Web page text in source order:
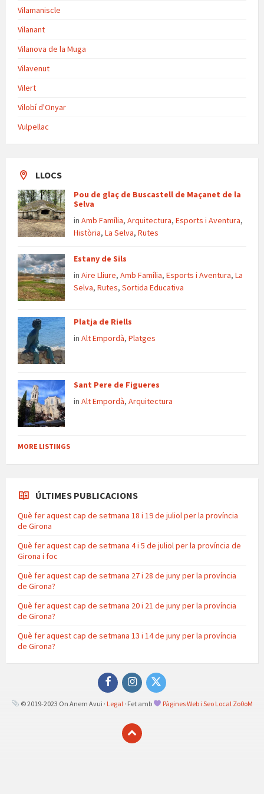
Vilamaniscle
Vilanant
Vilanova de la Muga
Vilavenut
Vilert
Vilobí d'Onyar
Vulpellac
LLOCS
Pou de glaç de Buscastell de Maçanet de la
Selva
in Amb Família, Arquitectura, Esports i Aventura,
Història, La Selva, Rutes
Estany de Sils
in Aire Lliure, Amb Família, Esports i Aventura, La
Selva, Rutes, Sortida Educativa
Platja de Riells
in Alt Empordà, Platges
Sant Pere de Figueres
in Alt Empordà, Arquitectura
MORE LISTINGS
ÚLTIMES PUBLICACIONS
Què fer aquest cap de setmana 18 i 19 de juliol per la província
de Girona
Què fer aquest cap de setmana 4 i 5 de juliol per la província de
Girona i foc
Què fer aquest cap de setmana 27 i 28 de juny per la província
de Girona?
Què fer aquest cap de setmana 20 i 21 de juny per la província
de Girona?
Què fer aquest cap de setmana 13 i 14 de juny per la província
de Girona?
FacebookInstagramTwitter
© 2019-2023 On Anem Avui · Legal · Fet amb Pàgines Web i Seo Local Zo0oM